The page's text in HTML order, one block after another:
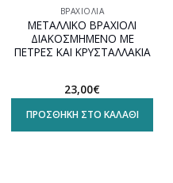
ΒΡΑΧΙΌΛΙΑ
ΜΕΤΑΛΛΙΚΟ ΒΡΑΧΙΟΛΙ
ΔΙΑΚΟΣΜΗΜΕΝΟ ΜΕ
ΠΕΤΡΕΣ ΚΑΙ ΚΡΥΣΤΑΛΛΑΚΙΑ
23,00€
ΠΡΟΣΘΉΚΗ ΣΤΟ ΚΑΛΆΘΙ